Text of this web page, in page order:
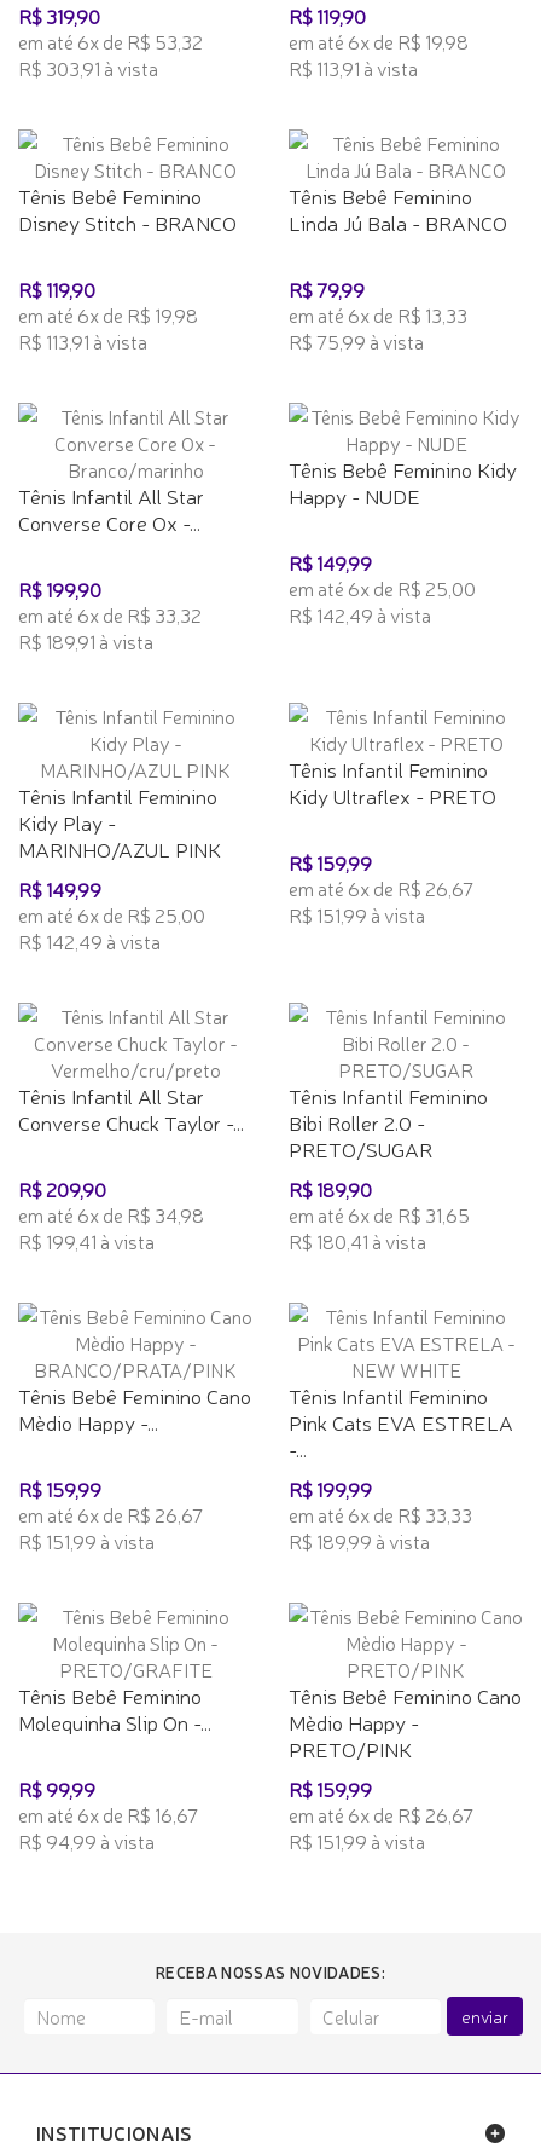
R$ 319,90
em até 6x de R$ 53,32
R$ 303,91 à vista
R$ 119,90
em até 6x de R$ 19,98
R$ 113,91 à vista
Tênis Bebê Feminino
Disney Stitch - BRANCO
R$ 119,90
em até 6x de R$ 19,98
R$ 113,91 à vista
Tênis Bebê Feminino
Linda Jú Bala - BRANCO
R$ 79,99
em até 6x de R$ 13,33
R$ 75,99 à vista
Tênis Infantil All Star
Converse Core Ox -...
R$ 199,90
em até 6x de R$ 33,32
R$ 189,91 à vista
Tênis Bebê Feminino Kidy
Happy - NUDE
R$ 149,99
em até 6x de R$ 25,00
R$ 142,49 à vista
Tênis Infantil Feminino
Kidy Play -
MARINHO/AZUL PINK
R$ 149,99
em até 6x de R$ 25,00
R$ 142,49 à vista
Tênis Infantil Feminino
Kidy Ultraflex - PRETO
R$ 159,99
em até 6x de R$ 26,67
R$ 151,99 à vista
Tênis Infantil All Star
Converse Chuck Taylor -...
R$ 209,90
em até 6x de R$ 34,98
R$ 199,41 à vista
Tênis Infantil Feminino
Bibi Roller 2.0 -
PRETO/SUGAR
R$ 189,90
em até 6x de R$ 31,65
R$ 180,41 à vista
Tênis Bebê Feminino Cano
Mèdio Happy -...
R$ 159,99
em até 6x de R$ 26,67
R$ 151,99 à vista
Tênis Infantil Feminino
Pink Cats EVA ESTRELA
-...
R$ 199,99
em até 6x de R$ 33,33
R$ 189,99 à vista
Tênis Bebê Feminino
Molequinha Slip On -...
R$ 99,99
em até 6x de R$ 16,67
R$ 94,99 à vista
Tênis Bebê Feminino Cano
Mèdio Happy -
PRETO/PINK
R$ 159,99
em até 6x de R$ 26,67
R$ 151,99 à vista
RECEBA NOSSAS NOVIDADES:
enviar
INSTITUCIONAIS